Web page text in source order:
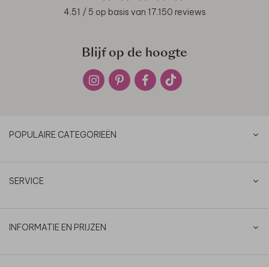
4.51 / 5 op basis van 17.150 reviews
Blijf op de hoogte
POPULAIRE CATEGORIEËN
SERVICE
INFORMATIE EN PRIJZEN